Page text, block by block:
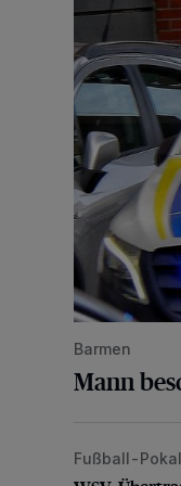
Barmen
Mann
WSV:
Fußball-Pokal